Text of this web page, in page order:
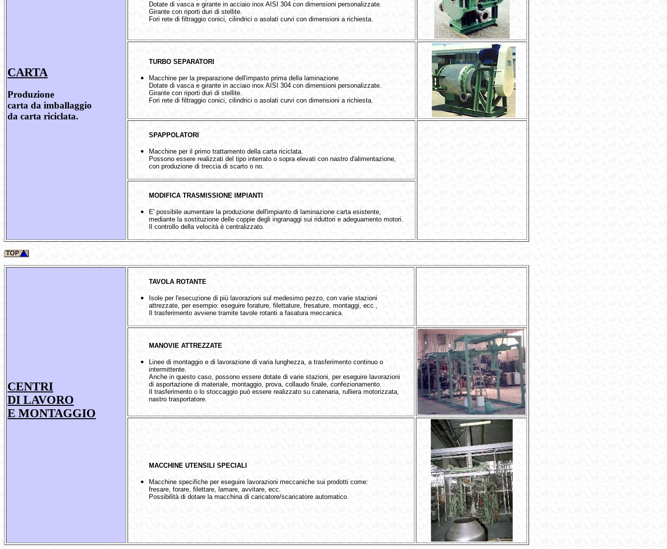
CARTA
Produzione
carta da imballaggio
da carta riciclata.
Dotate di vasca e girante in acciaio inox AISI 304 con dimensioni personalizzate.
Girante con riporti duri di stellite.
Fori rete di filtraggio conici, cilindrici o asolati curvi con dimensioni a richiesta.
TURBO SEPARATORI
Macchine per la preparazione dell'impasto prima della laminazione.
Dotate di vasca e girante in acciaio inox AISI 304 con dimensioni personalizzate.
Girante con riporti duri di stellite.
Fori rete di filtraggio conici, cilindrici o asolati curvi con dimensioni a richiesta.
SPAPPOLATORI
Macchine per il primo trattamento della carta riciclata.
Possono essere realizzati del tipo interrato o sopra elevati con nastro d'alimentazione,
con produzione di treccia di scarto o no.
MODIFICA TRASMISSIONE IMPIANTI
E' possibile aumentare la produzione dell'impianto di laminazione carta esistente,
mediante la sostituzione delle coppie degli ingranaggi sui riduttori e adeguamento motori.
Il controllo della velocità è centralizzato.
CENTRI
DI LAVORO
E MONTAGGIO
TAVOLA ROTANTE
Isole per l'esecuzione di più lavorazioni sul medesimo pezzo, con varie stazioni
attrezzate, per esempio: eseguire forature, filettature, fresature, montaggi, ecc.,
Il trasferimento avviene tramite tavole rotanti a fasatura meccanica.
MANOVIE ATTREZZATE
Linee di montaggio e di lavorazione di varia lunghezza, a trasferimento continuo o
intermittente.
Anche in questo caso, possono essere dotate di varie stazioni, per eseguire lavorazioni
di asportazione di materiale, montaggio, prova, collaudo finale, confezionamento.
Il trasferimento o lo stoccaggio può essere realizzato su catenaria, rulliera motorizzata,
nastro trasportatore.
MACCHINE UTENSILI SPECIALI
Macchine specifiche per eseguire lavorazioni meccaniche sui prodotti come:
fresare, forare, filettare, lamare, avvitare, ecc.
Possibilità di dotare la macchina di caricatore/scaricatore automatico.